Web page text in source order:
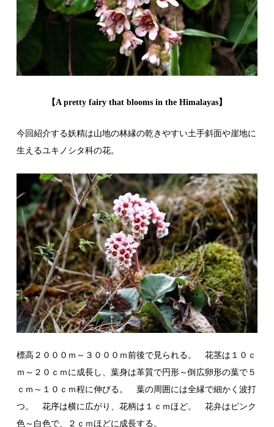
【A pretty fairy that blooms in the Himalayas】
今回紹介する妖精は山地の林縁の乾きやすい土手斜面や崖地に
生えるユキノシタ科の花。
標高２０００ｍ～３０００ｍ前後で見られる。 花茎は１０ｃ
ｍ～２０ｃｍに成長し、葉身は革質で円形～倒広卵形の葉で５
ｃｍ～１０ｃｍ程に伸びる。 葉の周囲には全縁で細かく波打
つ。 花序は横に広がり、花柄は１ｃｍほど。 花弁はピンク
色～白色で、２ｃｍほどに成長する。